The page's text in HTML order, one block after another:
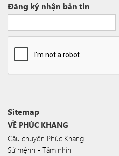
Đăng ký nhận bản tin
Sitemap
VỀ PHÚC KHANG
Câu chuyện Phúc Khang
Sứ mệnh - Tầm nhìn